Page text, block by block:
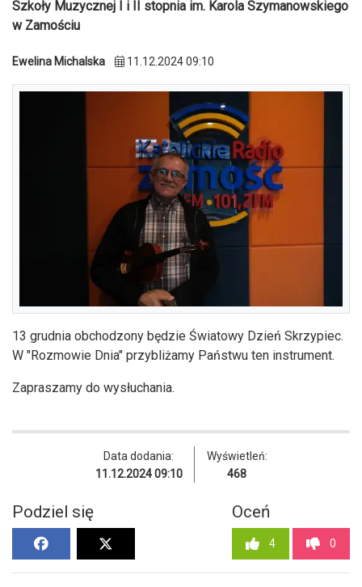
Szkoły Muzycznej I i II stopnia im. Karola Szymanowskiego
w Zamościu
Ewelina Michalska 11.12.2024 09:10
13 grudnia obchodzony będzie Światowy Dzień Skrzypiec.
W "Rozmowie Dnia" przybliżamy Państwu ten instrument.
Zapraszamy do wysłuchania.
Data dodania:
11.12.2024 09:10
Wyświetleń:
468
Podziel się Oceń
4 0